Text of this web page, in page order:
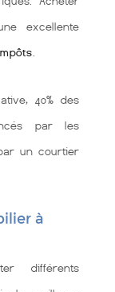
excellente
40% des
par les
un courtier
à
différents